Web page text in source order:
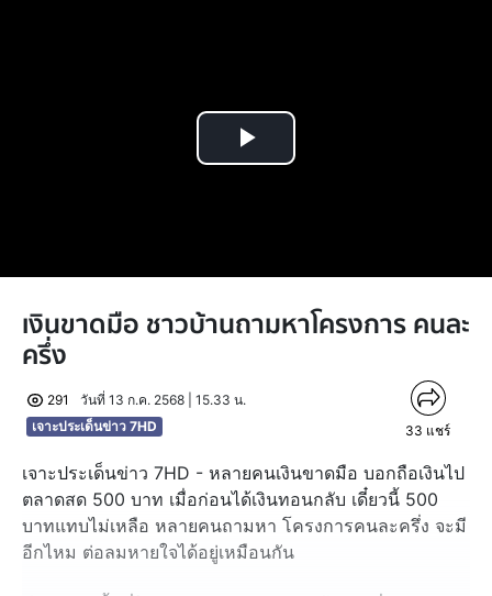
Play
เงินขาดมือ ชาวบ้านถามหาโครงการ คนละ
ครึ่ง
291
วันที่ 13 ก.ค. 2568 | 15.33 น.
เจาะประเด็นข่าว 7HD
33 แชร์
เจาะประเด็นข่าว 7HD - หลายคนเงินขาดมือ บอกถือเงินไป
ตลาดสด 500 บาท เมื่อก่อนได้เงินทอนกลับ เดี๋ยวนี้ 500
บาทแทบไม่เหลือ หลายคนถามหา โครงการคนละครึ่ง จะมี
อีกไหม ต่อลมหายใจได้อยู่เหมือนกัน